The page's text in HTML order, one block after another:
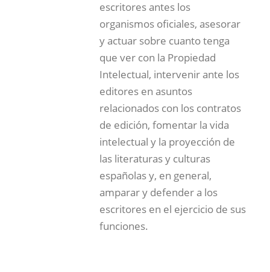
escritores antes los
organismos oficiales, asesorar
y actuar sobre cuanto tenga
que ver con la Propiedad
Intelectual, intervenir ante los
editores en asuntos
relacionados con los contratos
de edición, fomentar la vida
intelectual y la proyección de
las literaturas y culturas
españolas y, en general,
amparar y defender a los
escritores en el ejercicio de sus
funciones.